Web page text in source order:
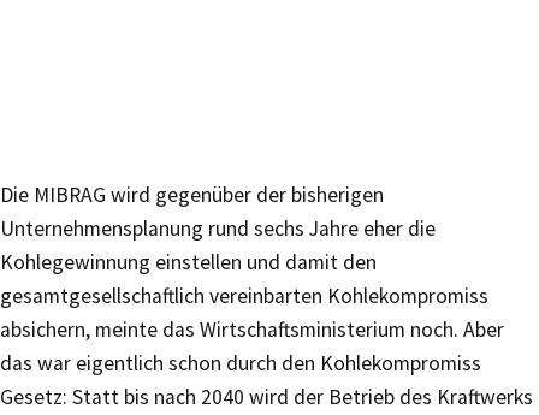
Die MIBRAG wird gegenüber der bisherigen
Unternehmensplanung rund sechs Jahre eher die
Kohlegewinnung einstellen und damit den
gesamtgesellschaftlich vereinbarten Kohlekompromiss
absichern, meinte das Wirtschaftsministerium noch. Aber
das war eigentlich schon durch den Kohlekompromiss
Gesetz: Statt bis nach 2040 wird der Betrieb des Kraftwerks